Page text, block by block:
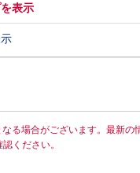
表示
る場合がございます。最新の
ください。